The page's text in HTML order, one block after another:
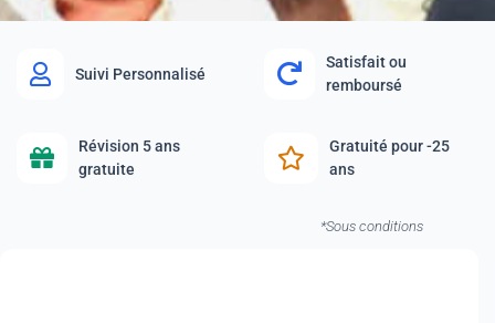
Suivi Personnalisé
Satisfait ou
remboursé
Révision 5 ans
gratuite
Gratuité pour -25
ans
*Sous conditions